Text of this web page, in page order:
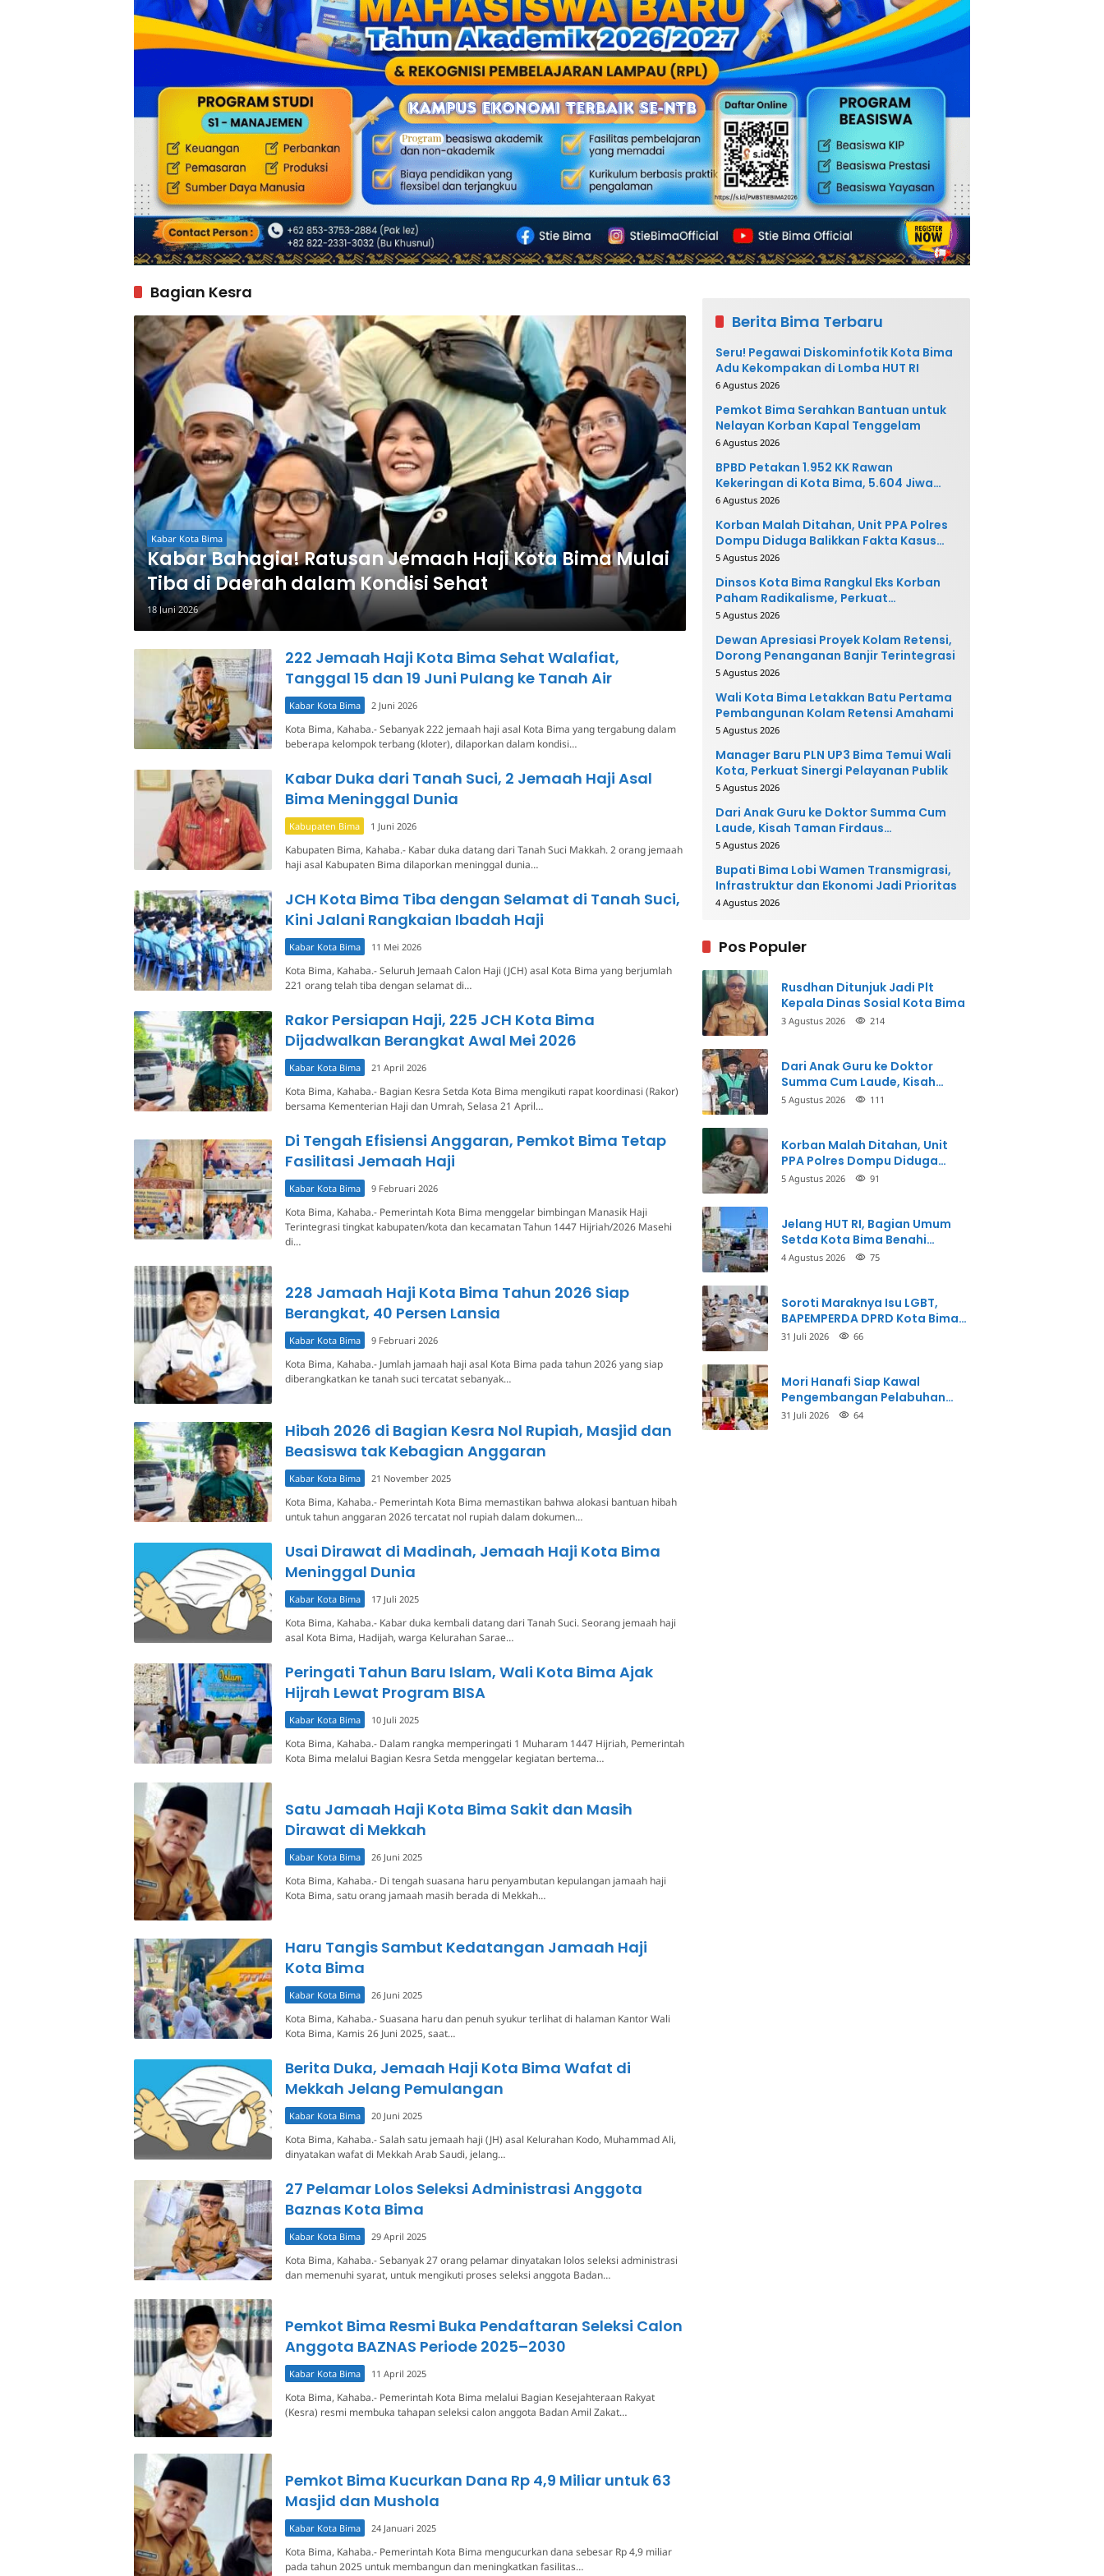
Bagian Kesra
Kabar Kota Bima
Kabar Bahagia! Ratusan Jemaah Haji Kota Bima Mulai
Tiba di Daerah dalam Kondisi Sehat
18 Juni 2026
222 Jemaah Haji Kota Bima Sehat Walafiat,
Tanggal 15 dan 19 Juni Pulang ke Tanah Air
Kabar Kota Bima 2 Juni 2026
Kota Bima, Kahaba.- Sebanyak 222 jemaah haji asal Kota Bima yang tergabung dalam
beberapa kelompok terbang (kloter), dilaporkan dalam kondisi…
Kabar Duka dari Tanah Suci, 2 Jemaah Haji Asal
Bima Meninggal Dunia
Kabupaten Bima 1 Juni 2026
Kabupaten Bima, Kahaba.- Kabar duka datang dari Tanah Suci Makkah. 2 orang jemaah
haji asal Kabupaten Bima dilaporkan meninggal dunia…
JCH Kota Bima Tiba dengan Selamat di Tanah Suci,
Kini Jalani Rangkaian Ibadah Haji
Kabar Kota Bima 11 Mei 2026
Kota Bima, Kahaba.- Seluruh Jemaah Calon Haji (JCH) asal Kota Bima yang berjumlah
221 orang telah tiba dengan selamat di…
Rakor Persiapan Haji, 225 JCH Kota Bima
Dijadwalkan Berangkat Awal Mei 2026
Kabar Kota Bima 21 April 2026
Kota Bima, Kahaba.- Bagian Kesra Setda Kota Bima mengikuti rapat koordinasi (Rakor)
bersama Kementerian Haji dan Umrah, Selasa 21 April…
Di Tengah Efisiensi Anggaran, Pemkot Bima Tetap
Fasilitasi Jemaah Haji
Kabar Kota Bima 9 Februari 2026
Kota Bima, Kahaba.- Pemerintah Kota Bima menggelar bimbingan Manasik Haji
Terintegrasi tingkat kabupaten/kota dan kecamatan Tahun 1447 Hijriah/2026 Masehi
di…
228 Jamaah Haji Kota Bima Tahun 2026 Siap
Berangkat, 40 Persen Lansia
Kabar Kota Bima 9 Februari 2026
Kota Bima, Kahaba.- Jumlah jamaah haji asal Kota Bima pada tahun 2026 yang siap
diberangkatkan ke tanah suci tercatat sebanyak…
Hibah 2026 di Bagian Kesra Nol Rupiah, Masjid dan
Beasiswa tak Kebagian Anggaran
Kabar Kota Bima 21 November 2025
Kota Bima, Kahaba.- Pemerintah Kota Bima memastikan bahwa alokasi bantuan hibah
untuk tahun anggaran 2026 tercatat nol rupiah dalam dokumen…
Usai Dirawat di Madinah, Jemaah Haji Kota Bima
Meninggal Dunia
Kabar Kota Bima 17 Juli 2025
Kota Bima, Kahaba.- Kabar duka kembali datang dari Tanah Suci. Seorang jemaah haji
asal Kota Bima, Hadijah, warga Kelurahan Sarae…
Peringati Tahun Baru Islam, Wali Kota Bima Ajak
Hijrah Lewat Program BISA
Kabar Kota Bima 10 Juli 2025
Kota Bima, Kahaba.- Dalam rangka memperingati 1 Muharam 1447 Hijriah, Pemerintah
Kota Bima melalui Bagian Kesra Setda menggelar kegiatan bertema…
Satu Jamaah Haji Kota Bima Sakit dan Masih
Dirawat di Mekkah
Kabar Kota Bima 26 Juni 2025
Kota Bima, Kahaba.- Di tengah suasana haru penyambutan kepulangan jamaah haji
Kota Bima, satu orang jamaah masih berada di Mekkah…
Haru Tangis Sambut Kedatangan Jamaah Haji
Kota Bima
Kabar Kota Bima 26 Juni 2025
Kota Bima, Kahaba.- Suasana haru dan penuh syukur terlihat di halaman Kantor Wali
Kota Bima, Kamis 26 Juni 2025, saat…
Berita Duka, Jemaah Haji Kota Bima Wafat di
Mekkah Jelang Pemulangan
Kabar Kota Bima 20 Juni 2025
Kota Bima, Kahaba.- Salah satu jemaah haji (JH) asal Kelurahan Kodo, Muhammad Ali,
dinyatakan wafat di Mekkah Arab Saudi, jelang…
27 Pelamar Lolos Seleksi Administrasi Anggota
Baznas Kota Bima
Kabar Kota Bima 29 April 2025
Kota Bima, Kahaba.- Sebanyak 27 orang pelamar dinyatakan lolos seleksi administrasi
dan memenuhi syarat, untuk mengikuti proses seleksi anggota Badan…
Pemkot Bima Resmi Buka Pendaftaran Seleksi Calon
Anggota BAZNAS Periode 2025–2030
Kabar Kota Bima 11 April 2025
Kota Bima, Kahaba.- Pemerintah Kota Bima melalui Bagian Kesejahteraan Rakyat
(Kesra) resmi membuka tahapan seleksi calon anggota Badan Amil Zakat…
Pemkot Bima Kucurkan Dana Rp 4,9 Miliar untuk 63
Masjid dan Mushola
Kabar Kota Bima 24 Januari 2025
Kota Bima, Kahaba.- Pemerintah Kota Bima mengucurkan dana sebesar Rp 4,9 miliar
pada tahun 2025 untuk membangun dan meningkatkan fasilitas…
Berita Bima Terbaru
Seru! Pegawai Diskominfotik Kota Bima
Adu Kekompakan di Lomba HUT RI
6 Agustus 2026
Pemkot Bima Serahkan Bantuan untuk
Nelayan Korban Kapal Tenggelam
6 Agustus 2026
BPBD Petakan 1.952 KK Rawan
Kekeringan di Kota Bima, 5.604 Jiwa
Berpotensi Terdampak
6 Agustus 2026
Korban Malah Ditahan, Unit PPA Polres
Dompu Diduga Balikkan Fakta Kasus
Penganiayaan
5 Agustus 2026
Dinsos Kota Bima Rangkul Eks Korban
Paham Radikalisme, Perkuat
Reintegrasi Sosial
5 Agustus 2026
Dewan Apresiasi Proyek Kolam Retensi,
Dorong Penanganan Banjir Terintegrasi
5 Agustus 2026
Wali Kota Bima Letakkan Batu Pertama
Pembangunan Kolam Retensi Amahami
5 Agustus 2026
Manager Baru PLN UP3 Bima Temui Wali
Kota, Perkuat Sinergi Pelayanan Publik
5 Agustus 2026
Dari Anak Guru ke Doktor Summa Cum
Laude, Kisah Taman Firdaus
Menginspirasi
5 Agustus 2026
Bupati Bima Lobi Wamen Transmigrasi,
Infrastruktur dan Ekonomi Jadi Prioritas
4 Agustus 2026
Pos Populer
Rusdhan Ditunjuk Jadi Plt
Kepala Dinas Sosial Kota Bima
3 Agustus 2026 214
Dari Anak Guru ke Doktor
Summa Cum Laude, Kisah
Taman Firdaus Menginspirasi
5 Agustus 2026 111
Korban Malah Ditahan, Unit
PPA Polres Dompu Diduga
Balikkan Fakta Kasus
5 Agustus 2026 91
Jelang HUT RI, Bagian Umum
Setda Kota Bima Benahi
Kantor Pemkot
4 Agustus 2026 75
Soroti Maraknya Isu LGBT,
BAPEMPERDA DPRD Kota Bima
Mulai Bahas Rancangan Perda
31 Juli 2026 66
Mori Hanafi Siap Kawal
Pengembangan Pelabuhan
Bima, KSOP Usulkan Tambahan
31 Juli 2026 64